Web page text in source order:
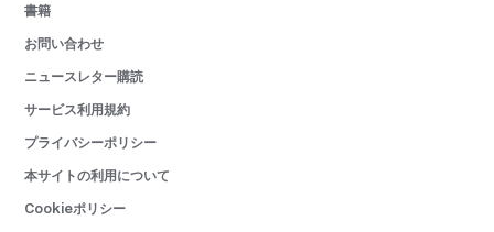
書籍
お問い合わせ
ニュースレター購読
サービス利用規約
プライバシーポリシー
本サイトの利用について
Cookieポリシー